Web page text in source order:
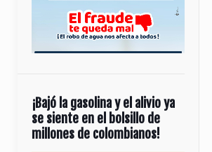
¡Bajó la gasolina y el alivio ya
se siente en el bolsillo de
millones de colombianos!